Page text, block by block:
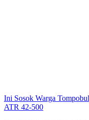
Ini Sosok Warga
ATR 42-500